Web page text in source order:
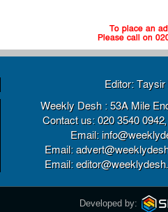
To place an
Please call on
Editor:
Weekly Desh : 53A Mile
Contact us: 020 3540
Email:
Email:
Email:
Developed by: